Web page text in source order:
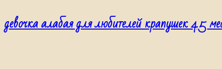
central
asian
девочка алабая для любителей крапушек 4.5